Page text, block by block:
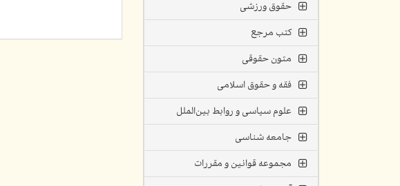
حقوق ورزشی
کتب مرجع
متون حقوقی
فقه و حقوق اسلامی
علوم سیاسی و روابط بین‌الملل
جامعه شناسی
مجموعه قوانین و مقررات